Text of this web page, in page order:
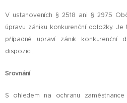
V ustanoveních § 2518 ani § 2975
úpravu zániku konkurenční doložky.
případně upraví zánik
dispozici.
Srovnání
S ohledem na ochranu